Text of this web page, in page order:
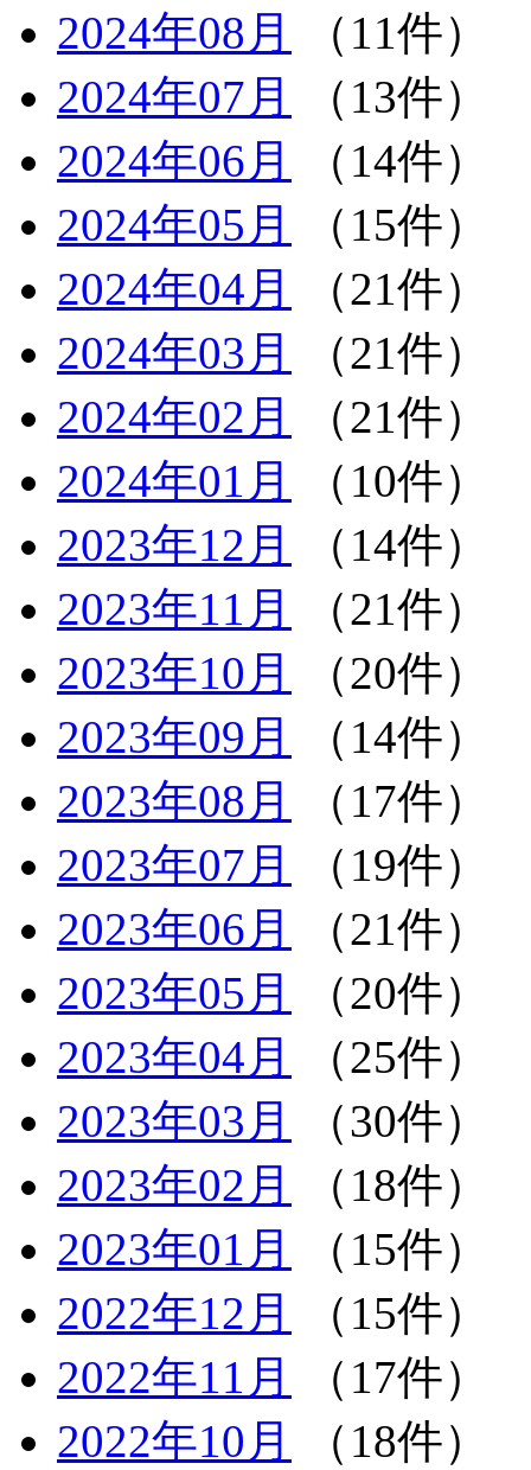
2024年08月
（11件）
2024年07月
（13件）
2024年06月
（14件）
2024年05月
（15件）
2024年04月
（21件）
2024年03月
（21件）
2024年02月
（21件）
2024年01月
（10件）
2023年12月
（14件）
2023年11月
（21件）
2023年10月
（20件）
2023年09月
（14件）
2023年08月
（17件）
2023年07月
（19件）
2023年06月
（21件）
2023年05月
（20件）
2023年04月
（25件）
2023年03月
（30件）
2023年02月
（18件）
2023年01月
（15件）
2022年12月
（15件）
2022年11月
（17件）
2022年10月
（18件）